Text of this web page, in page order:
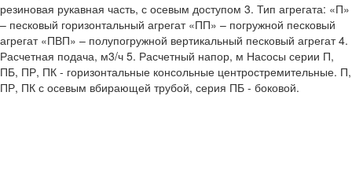
резиновая рукавная часть, с осевым доступом 3. Тип агрегата: «П»
– песковый горизонтальный агрегат «ПП» – погружной песковый
агрегат «ПВП» – полупогружной вертикальный песковый агрегат 4.
Расчетная подача, м3/ч 5. Расчетный напор, м Насосы серии П,
ПБ, ПР, ПК - горизонтальные консольные центростремительные. П,
ПР, ПК с осевым вбирающей трубой, серия ПБ - боковой.